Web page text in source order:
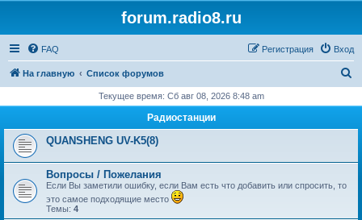
forum.radio8.ru
FAQ Вход
Регистрация
На главную Список форумов
с
Текущее время: Сб авг 08, 2026 8:48 am
Радиостанции
QUANSHENG UV-K5(8)
Вопросы / Пожелания
Если Вы заметили ошибку, если Вам есть что добавить или спросить, то
это самое подходящие место
Темы: 4